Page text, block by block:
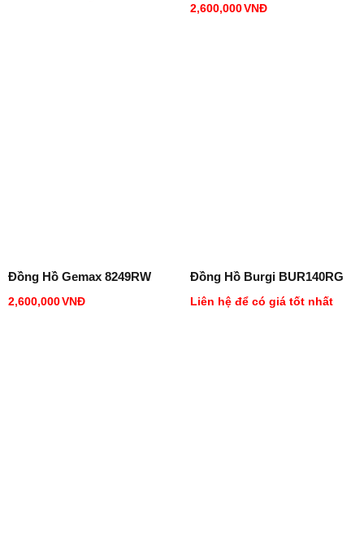
2,600,000VNĐ
Đồng Hồ Gemax 8249RW
2,600,000VNĐ
Đồng Hồ Burgi BUR140RG
Liên hệ để có giá tốt nhất